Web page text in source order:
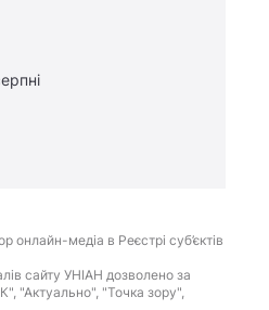
медіа в Реєстрі суб’єктів
сайту УНІАН дозволено за
"Актуально", "Точка зору",